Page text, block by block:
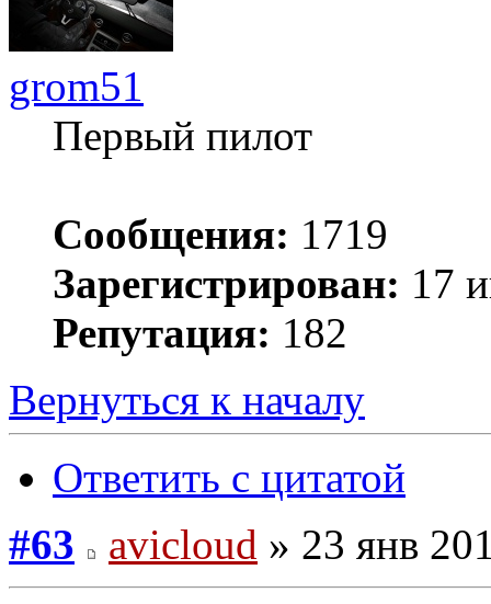
grom51
Первый пилот
Сообщения: 1719
Зарегистрирован: 17
Репутация: 182
Вернуться к началу
Ответить с цитатой
#63
avicloud » 23 янв